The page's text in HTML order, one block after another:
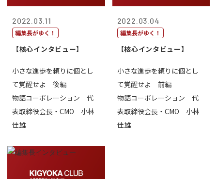
2022.03.11
編集長がゆく！
【核心インタビュー】
小さな進歩を頼りに個とし
て覚醒せよ 後編
物語コーポレーション 代
表取締役会長・CMO 小林
佳雄
2022.03.04
編集長がゆく！
【核心インタビュー】
小さな進歩を頼りに個とし
て覚醒せよ 前編
物語コーポレーション 代
表取締役会長・CMO 小林
佳雄